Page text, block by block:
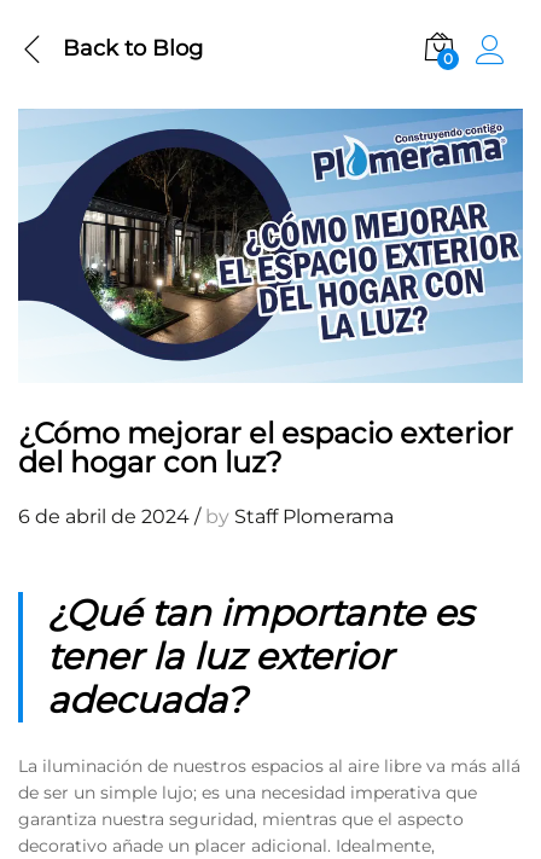
Back toBlog 0
¿Cómo mejorar el espacio exterior
del hogar con luz?
6 de abril de 2024 /by Staff Plomerama
¿Qué tan importante es
tener la luz exterior
adecuada?
La iluminación de nuestros espacios al aire libre va más allá
de ser un simple lujo; es una necesidad imperativa que
garantiza nuestra seguridad, mientras que el aspecto
decorativo añade un placer adicional. Idealmente,